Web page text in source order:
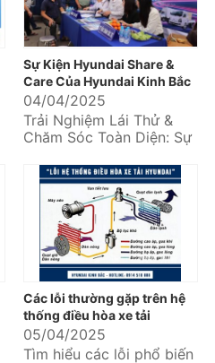
Sự Kiện Hyundai Share &
Care Của Hyundai Kinh Bắc
Tại Phú Thọ Tháng 04/2025
04/04/2025
Trải Nghiệm Lái Thử &
Chăm Sóc Toàn Diện: Sự
Care Của Hyundai Kinh
Bắc Tại...
Các lỗi thường gặp trên hệ
thống điều hòa xe tải
hyundai gồm những gì?
05/04/2025
Tìm hiểu các lỗi phổ biến